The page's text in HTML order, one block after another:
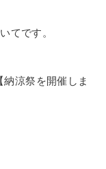
てです。
涼祭を開催しま